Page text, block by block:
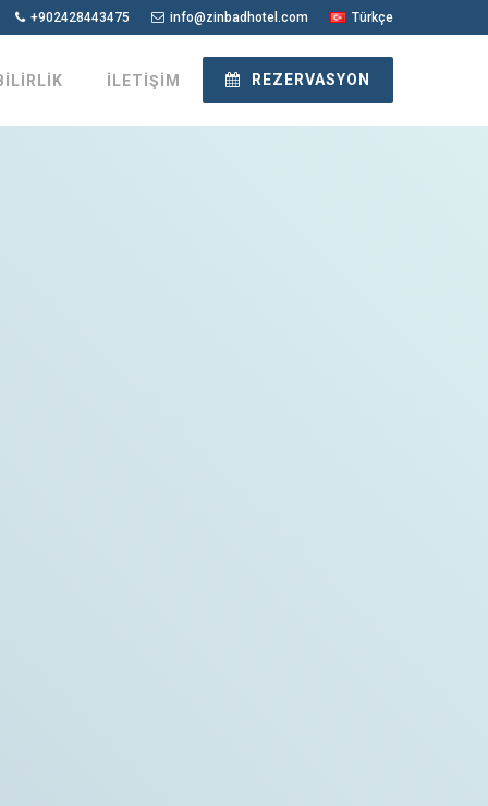
+902428443475 info@zinbadhotel.com Türkçe
İLETİŞİM REZERVASYON